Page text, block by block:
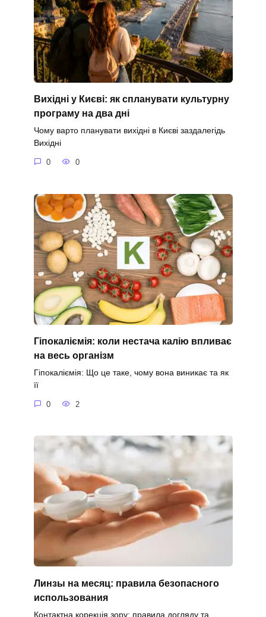
Вихідні у Києві: як спланувати культурну
програму на два дні
Чому варто планувати вихідні в Києві заздалегідь
Вихідні
0 0
Гіпокаліємія: коли нестача калію впливає
на весь організм
Гіпокаліємія: Що це таке, чому вона виникає та як
її
0 2
Линзы на месяц: правила безопасного
использования
Контактна корекція зору: правила догляду та